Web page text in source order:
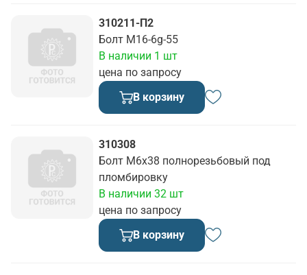
310211-П2
Болт М16-6g-55
цена по запросу
В наличии 1 шт
В корзину
310308
Болт М6х38 полнорезьбовый под
пломбировку
цена по запросу
В наличии 32 шт
В корзину